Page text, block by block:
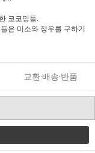
코코밍들.
은 미소와 정우를 구하기
교환·배송·반품